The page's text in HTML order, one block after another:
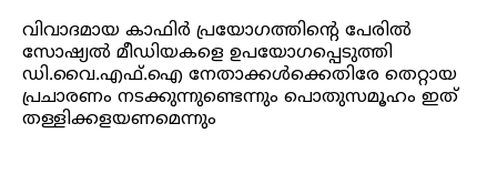
വിവാദമായ കാഫിർ പ്രയോഗത്തിന്റെ പേരിൽ
സോഷ്യൽ മീഡിയകളെ ഉപയോഗപ്പെടുത്തി
ഡി.വൈ.എഫ്.ഐ നേതാക്കൾക്കെതിരേ തെറ്റായ
പ്രചാരണം നടക്കുന്നുണ്ടെന്നും പൊതുസമൂഹം ഇത്
തള്ളിക്കളയണമെന്നും